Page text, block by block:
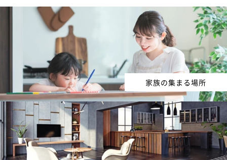
家族の集まる場所